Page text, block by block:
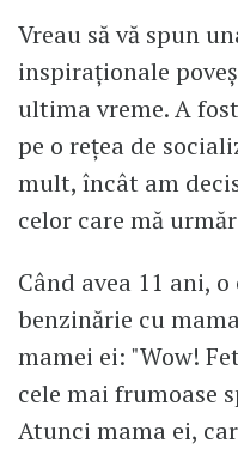
Vreau să vă spun
inspiraționale
ultima vreme. A
pe o rețea de
mult, încât am
celor care mă
Când avea 11 ani,
benzinărie cu
mamei ei: "Wow!
cele mai frumoase
Atunci mama ei,